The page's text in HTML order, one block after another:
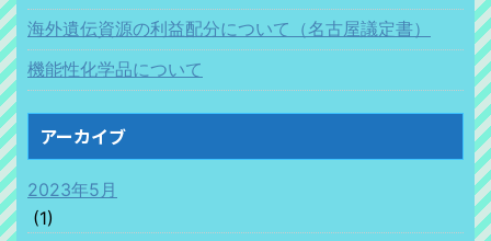
海外遺伝資源の利益配分について（名古屋議定書）
機能性化学品について
アーカイブ
2023年5月
(1)